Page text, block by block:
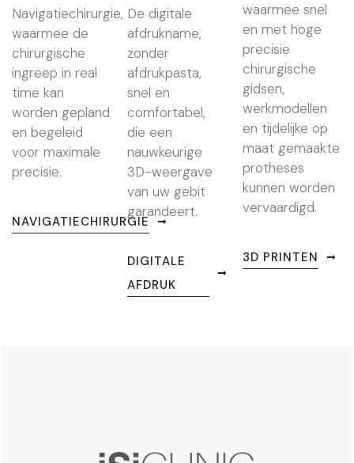
Navigatiechirurgie,
waarmee de
chirurgische
ingreep in real
time kan
worden gepland
en begeleid
voor maximale
precisie.
NAVIGATIECHIRURGIE
De digitale
afdrukname,
zonder
afdrukpasta,
snel en
comfortabel,
die een
nauwkeurige
3D-weergave
van uw gebit
garandeert.
DIGITALE
AFDRUK
waarmee snel
en met hoge
precisie
chirurgische
gidsen,
werkmodellen
en tijdelijke op
maat gemaakte
protheses
kunnen worden
vervaardigd.
3D PRINTEN